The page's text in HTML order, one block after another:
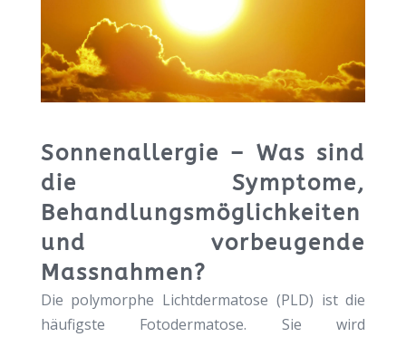
Sonnenallergie – Was sind
die Symptome,
Behandlungsmöglichkeiten
und vorbeugende
Massnahmen?
Die polymorphe Lichtdermatose (PLD) ist die
häufigste Fotodermatose. Sie wird